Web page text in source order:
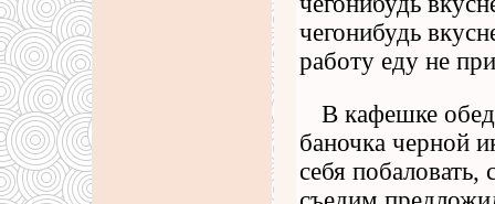
чегонибудь
работу еду не
В кафешке
баночка черной
себя побаловать,